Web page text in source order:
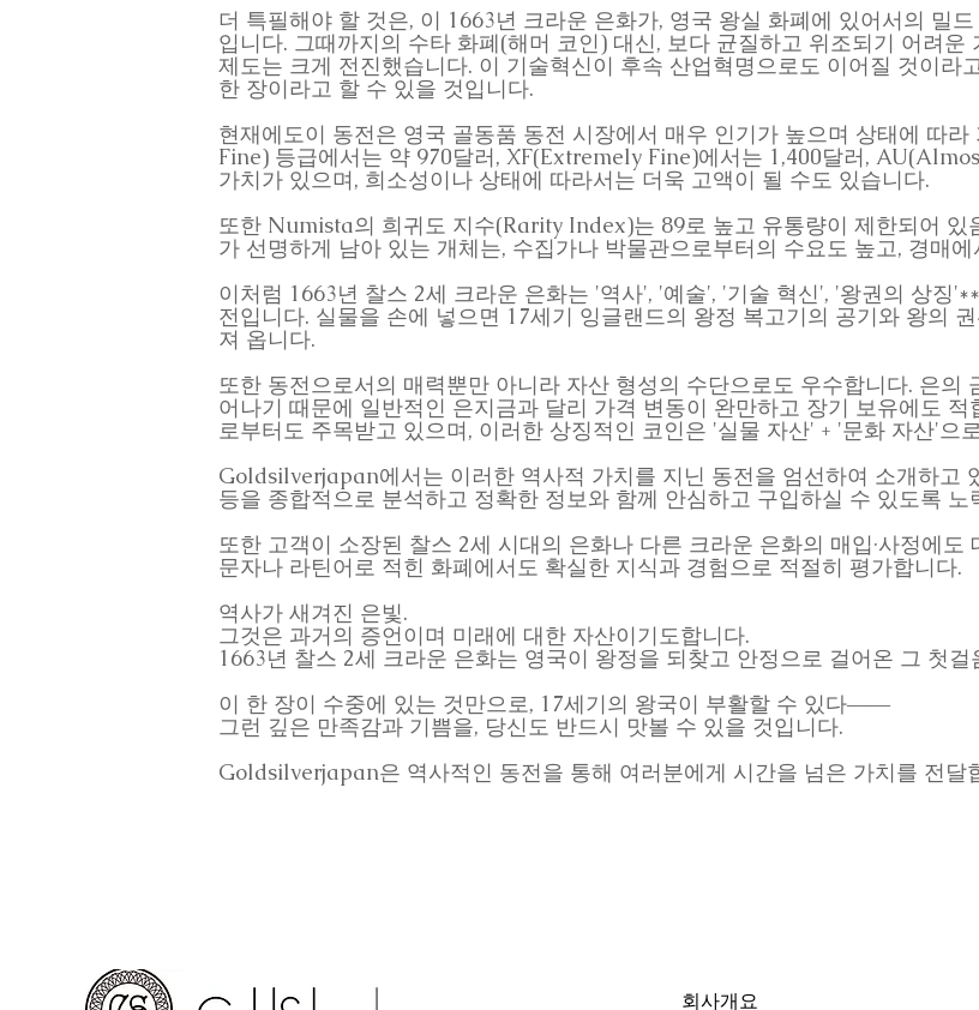
더 특필해야 할 것은, 이 1663년 크라운 은화가, 영국 왕실 화폐에 있어서의 밀
입니다. 그때까지의 수타 화폐(해머 코인) 대신, 보다 균질하고 위조되기 어려
제도는 크게 전진했습니다. 이 기술혁신이 후속 산업혁명으로도 이어질 것이라
한 장이라고 할 수 있을 것입니다.
현재에도이 동전은 영국 골동품 동전 시장에서 매우 인기가 높으며 상태에 따
Fine) 등급에서는 약 970달러, XF(Extremely Fine)에서는 1,400달러,
가치가 있으며, 희소성이나 상태에 따라서는 더욱 고액이 될 수도 있습니다.
또한 Numista의 희귀도 지수(Rarity Index)는 89로 높고 유통량이 제한되어 있
가 선명하게 남아 있는 개체는, 수집가나 박물관으로부터의 수요도 높고, 경매
이처럼 1663년 찰스 2세 크라운 은화는 '역사', '예술', '기술 혁신', '왕권의 상징
전입니다. 실물을 손에 넣으면 17세기 잉글랜드의 왕정 복고기의 공기와 왕의
져 옵니다.
또한 동전으로서의 매력뿐만 아니라 자산 형성의 수단으로도 우수합니다. 은의
어나기 때문에 일반적인 은지금과 달리 가격 변동이 완만하고 장기 보유에도
로부터도 주목받고 있으며, 이러한 상징적인 코인은 '실물 자산' + '문화 자산'으
Goldsilverjapan에서는 이러한 역사적 가치를 지닌 동전을 엄선하여 소개하고
등을 종합적으로 분석하고 정확한 정보와 함께 안심하고 구입하실 수 있도록 노
또한 고객이 소장된 찰스 2세 시대의 은화나 다른 크라운 은화의 매입·사정에
문자나 라틴어로 적힌 화폐에서도 확실한 지식과 경험으로 적절히 평가합니다.
역사가 새겨진 은빛.
그것은 과거의 증언이며 미래에 대한 자산이기도합니다.
1663년 찰스 2세 크라운 은화는 영국이 왕정을 되찾고 안정으로 걸어온 그 첫걸
이 한 장이 수중에 있는 것만으로, 17세기의 왕국이 부활할 수 있다――
그런 깊은 만족감과 기쁨을, 당신도 반드시 맛볼 수 있을 것입니다.
Goldsilverjapan은 역사적인 동전을 통해 여러분에게 시간을 넘은 가치를 전달
회사개요